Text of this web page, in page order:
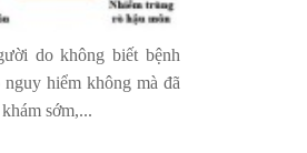
do không biết bệnh
hiểm không mà đã
sớm,...